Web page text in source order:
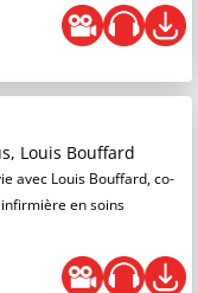
Louis Bouffard
avec Louis Bouffard, co-
en soins